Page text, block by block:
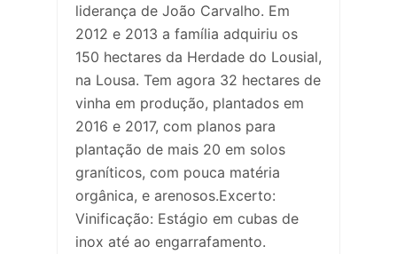
liderança de João Carvalho. Em
2012 e 2013 a família adquiriu os
150 hectares da Herdade do Lousial,
na Lousa. Tem agora 32 hectares de
vinha em produção, plantados em
2016 e 2017, com planos para
plantação de mais 20 em solos
graníticos, com pouca matéria
orgânica, e arenosos.Excerto:
Vinificação: Estágio em cubas de
inox até ao engarrafamento.